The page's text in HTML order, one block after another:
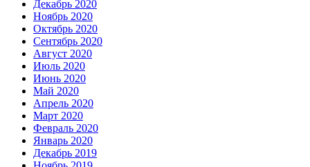
Декабрь 2020
Ноябрь 2020
Октябрь 2020
Сентябрь 2020
Август 2020
Июль 2020
Июнь 2020
Май 2020
Апрель 2020
Март 2020
Февраль 2020
Январь 2020
Декабрь 2019